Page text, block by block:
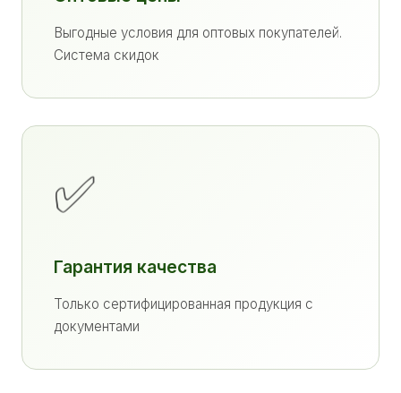
Выгодные условия для оптовых покупателей.
Система скидок
✅
Гарантия качества
Только сертифицированная продукция с
документами